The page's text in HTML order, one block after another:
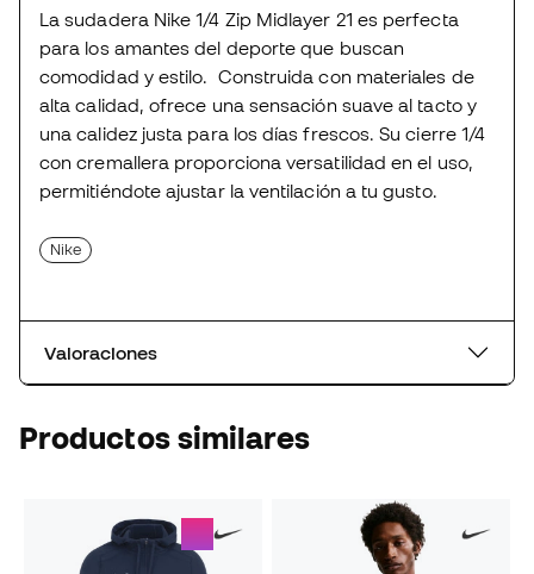
La sudadera Nike 1/4 Zip Midlayer 21 es perfecta
para los amantes del deporte que buscan
comodidad y estilo. Construida con materiales de
alta calidad, ofrece una sensación suave al tacto y
una calidez justa para los días frescos. Su cierre 1/4
con cremallera proporciona versatilidad en el uso,
permitiéndote ajustar la ventilación a tu gusto.
Nike
Valoraciones
Productos similares